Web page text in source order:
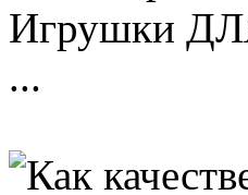
Игрушки
...